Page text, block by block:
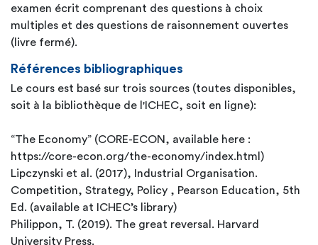
examen écrit comprenant des questions à choix
multiples et des questions de raisonnement ouvertes
(livre fermé).
Références bibliographiques
Le cours est basé sur trois sources (toutes disponibles,
soit à la bibliothèque de l'ICHEC, soit en ligne):
“The Economy” (CORE-ECON, available here :
https://core-econ.org/the-economy/index.html)
Lipczynski et al. (2017), Industrial Organisation.
Competition, Strategy, Policy , Pearson Education, 5th
Ed. (available at ICHEC’s library)
Philippon, T. (2019). The great reversal. Harvard
University Press.